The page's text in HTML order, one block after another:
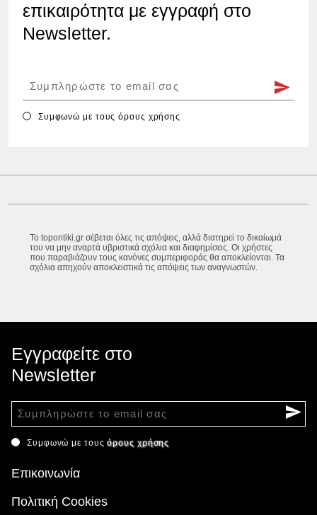
επικαιρότητα με εγγραφή στο
Newsletter.
Συμφωνώ με τουςόρους χρήσης
Το topontiki.gr σέβεται όλες τις απόψεις, αλλά διατηρεί το δικαίωμά
του να μην αναρτά υβριστικά σχόλια και διαφημίσεις. Οι χρήστες
που παραβιάζουν τους κανόνες συμπεριφοράς θα αποκλείονται. Τα
σχόλια απηχούν αποκλειστικά τις απόψεις των αναγνωστών.
Εγγραφείτε στο
Newsletter
Συμφωνώ με τουςόρους χρήσης
Επικοινωνία
Πολιτική Cookies